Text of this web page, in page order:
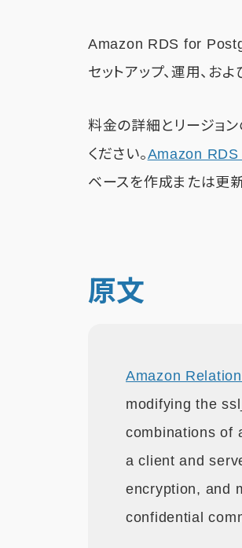
Amazon RDS for
セットアップ、運用、お
料金の詳細とリージョ
ください。Amazon RDS
ベースを作成または更新
原文
Amazon
modifying the
combinations of
a client and
encryption, and
confidential